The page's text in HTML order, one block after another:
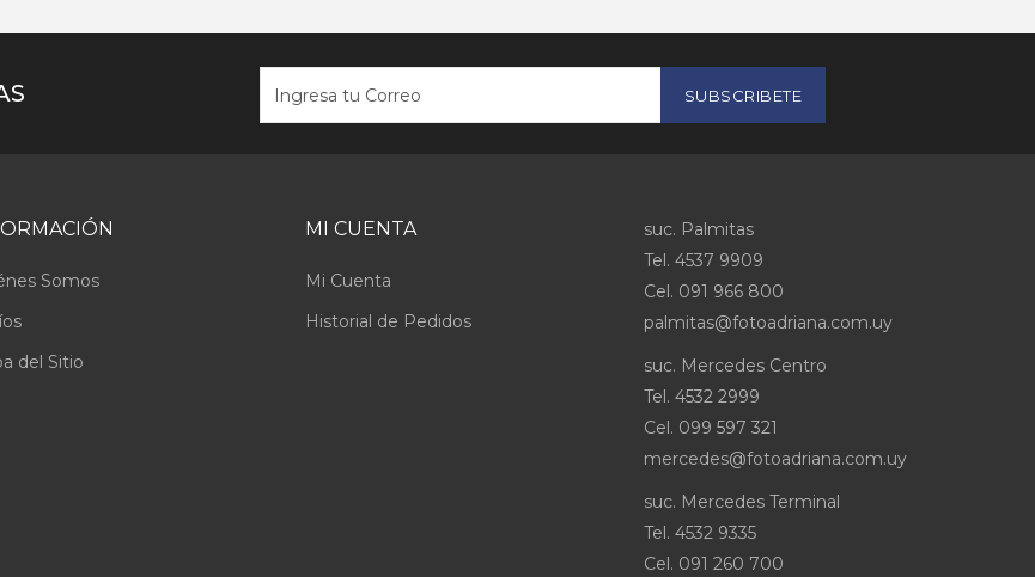
SUBSCRIBETE
Somos
del Sitio
MI CUENTA
Mi Cuenta
Historial de Pedidos
suc. Palmitas
Tel. 4537 9909
Cel. 091 966 800
palmitas@fotoadriana.com.uy
suc. Mercedes Centro
Tel. 4532 2999
Cel. 099 597 321
mercedes@fotoadriana.com.uy
suc. Mercedes Terminal
Tel. 4532 9335
Cel. 091 260 700